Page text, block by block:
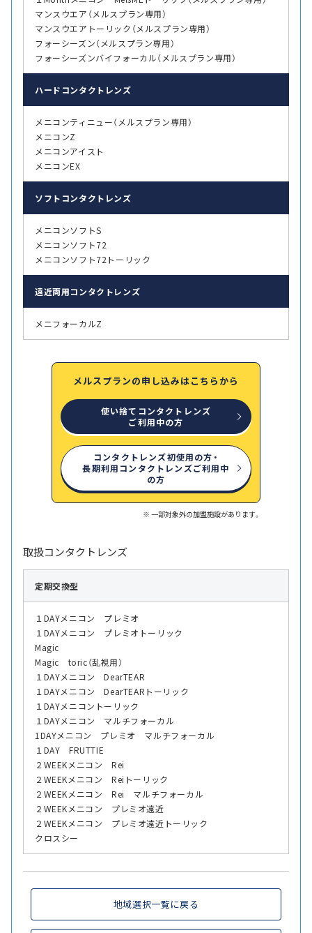
マンスウエア（メルスプラン専用）
マンスウエアトーリック（メルスプラン専用）
フォーシーズン（メルスプラン専用）
フォーシーズンバイフォーカル（メルスプラン専用）
ハード コンタクトレンズ
メニコンティニュー（メルスプラン専用）
メニコンZ
メニコンアイスト
メニコンEX
ソフト コンタクトレンズ
メニコンソフトS
メニコンソフト72
メニコンソフト72トーリック
遠近両用コンタクトレンズ
メニフォーカルZ
メルスプランの申し込みはこちらから
使い捨てコンタクトレンズ
ご利用中の方
コンタクトレンズ初使用の方・
長期利用コンタクトレンズご利用中
の方
一部対象外の加盟施設があります。
取扱コンタクトレンズ
定期交換型
１DAYメニコン プレミオ
１DAYメニコン プレミオトーリック
Magic
Magic toric（乱視用）
１DAYメニコン DearTEAR
１DAYメニコン DearTEARトーリック
１DAYメニコントーリック
１DAYメニコン マルチフォーカル
1DAYメニコン プレミオ マルチフォーカル
１DAY FRUTTIE
２WEEKメニコン Rei
２WEEKメニコン Reiトーリック
２WEEKメニコン Rei マルチフォーカル
２WEEKメニコン プレミオ遠近
２WEEKメニコン プレミオ遠近トーリック
クロスシー
地域選択一覧に戻る